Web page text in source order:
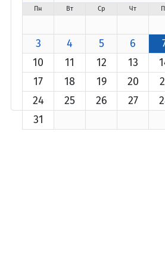
Пн Вт Ср Чт
3
4 5 6
10
11 12 13
17
18 19 20
24
25 26 27
31